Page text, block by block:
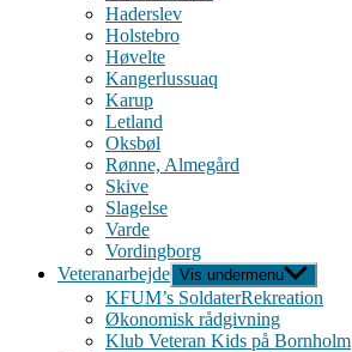
Haderslev
Holstebro
Høvelte
Kangerlussuaq
Karup
Letland
Oksbøl
Rønne, Almegård
Skive
Slagelse
Varde
Vordingborg
Veteranarbejde Vis undermenu
KFUM’s SoldaterRekreation
Økonomisk rådgivning
Klub Veteran Kids på Bornholm